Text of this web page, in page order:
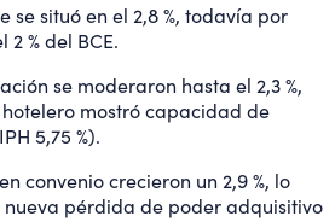
se situó en el 2,8 %, todavía por
% del BCE.
se moderaron hasta el 2,3 %,
mostró capacidad de
5,75 %).
convenio crecieron un 2,9 %, lo
nueva pérdida de poder adquisitivo